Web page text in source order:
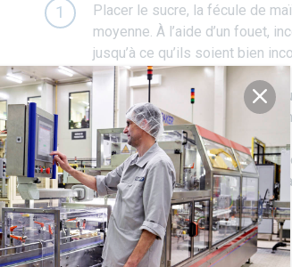
1
Placer le sucre, la fécule de
moyenne. À l’aide d’un fouet,
jusqu’à ce qu’ils soient bien
2
Régler le feu sur moyen et
épaississe et nappe le dos
3
Verser le pudding dans un bol
réfrigérateur pendant 3 heures